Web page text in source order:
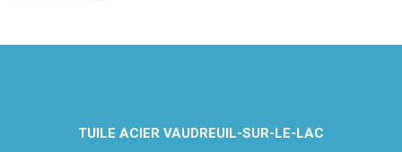
TUILE ACIER VAUDREUIL-SUR-LE-LAC